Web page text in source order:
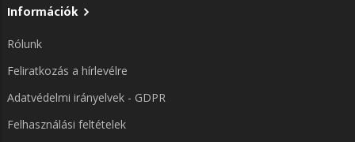
Információk
Rólunk
Feliratkozás a hírlevélre
Adatvédelmi irányelvek - GDPR
Felhasználási feltételek